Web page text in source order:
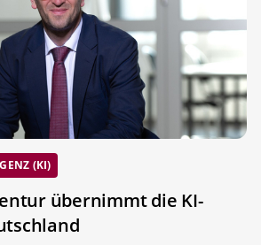
(KI)
übernimmt die KI-